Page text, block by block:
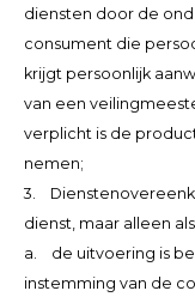
diensten door de
consument die
krijgt persoonlijk
van een
verplicht is de
nemen;
3.
dienst, maar alleen
a. de uitvoering is
instemming van de